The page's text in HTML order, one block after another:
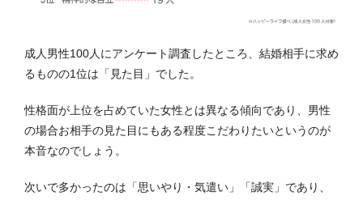
成人男性100人にアンケート調査したところ、結婚相手に求め
るものの1位は「見た目」でした。
性格面が上位を占めていた女性とは異なる傾向であり、男性
の場合お相手の見た目にもある程度こだわりたいというのが
本音なのでしょう。
次いで多かったのは「思いやり・気遣い」「誠実」であり、